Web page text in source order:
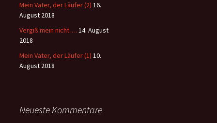
Mein Vater, der Läufer (2) 16.
August 2018
Vergiß mein nicht…. 14. August
2018
Mein Vater, der Läufer (1) 10.
August 2018
Neueste Kommentare